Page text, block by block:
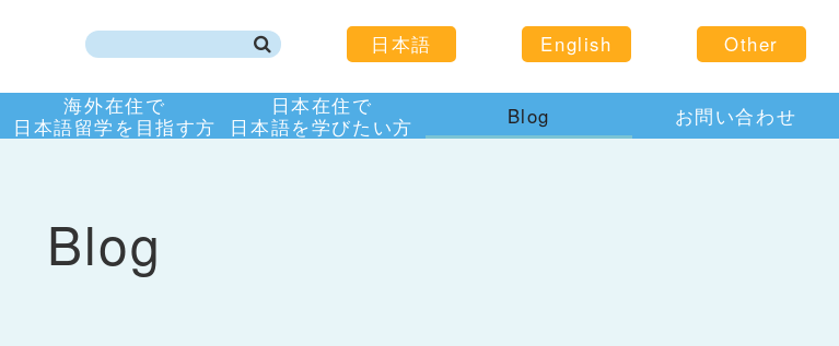
日本語 English Other
海外在住で
日本語留学を目指す方
日本在住で
日本語を学びたい方
Blog お問い合わせ
Blog